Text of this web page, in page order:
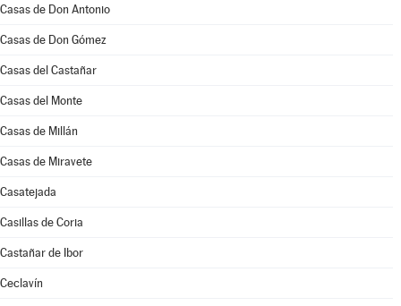
Casas de Don Antonio
Casas de Don Gómez
Casas del Castañar
Casas del Monte
Casas de Millán
Casas de Miravete
Casatejada
Casillas de Coria
Castañar de Ibor
Ceclavín